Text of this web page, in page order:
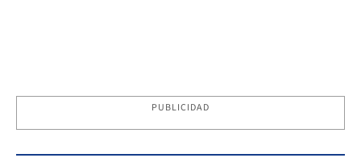
PUBLICIDAD